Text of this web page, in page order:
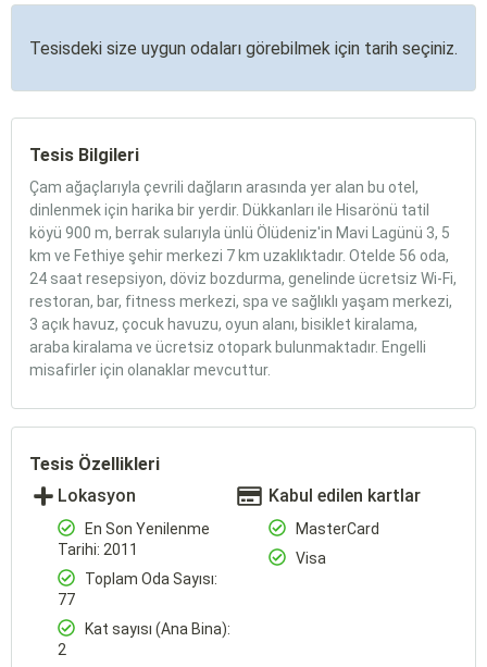
Tesisdeki size uygun odaları görebilmek için tarih seçiniz.
Tesis Bilgileri
Çam ağaçlarıyla çevrili dağların arasında yer alan bu otel,
dinlenmek için harika bir yerdir. Dükkanları ile Hisarönü tatil
köyü 900 m, berrak sularıyla ünlü Ölüdeniz'in Mavi Lagünü 3, 5
km ve Fethiye şehir merkezi 7 km uzaklıktadır. Otelde 56 oda,
24 saat resepsiyon, döviz bozdurma, genelinde ücretsiz Wi-Fi,
restoran, bar, fitness merkezi, spa ve sağlıklı yaşam merkezi,
3 açık havuz, çocuk havuzu, oyun alanı, bisiklet kiralama,
araba kiralama ve ücretsiz otopark bulunmaktadır. Engelli
misafirler için olanaklar mevcuttur.
Tesis Özellikleri
Lokasyon
En Son Yenilenme
Tarihi: 2011
Toplam Oda Sayısı:
77
Kat sayısı (Ana Bina):
2
Kabul edilen kartlar
MasterCard
Visa